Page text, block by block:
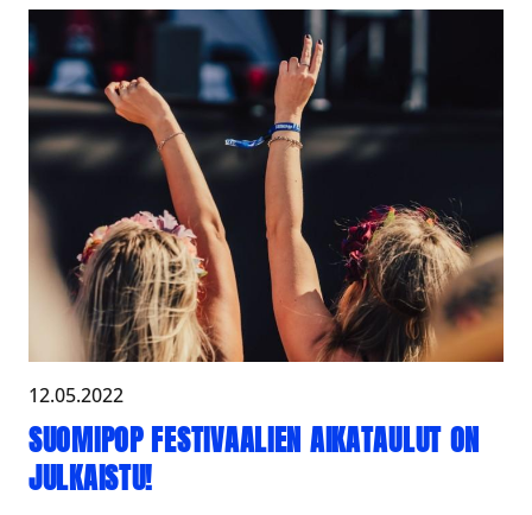
12.05.2022
SUOMIPOP FESTIVAALIEN AIKATAULUT ON
JULKAISTU!